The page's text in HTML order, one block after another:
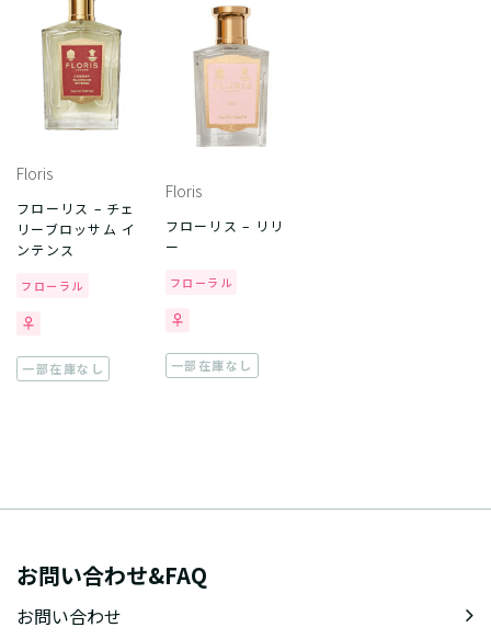
Floris
フローリス – チェ
リーブロッサム イ
ンテンス
フローラル
一部在庫なし
Floris
フローリス – リリ
ー
フローラル
一部在庫なし
お問い合わせ&FAQ
お問い合わせ